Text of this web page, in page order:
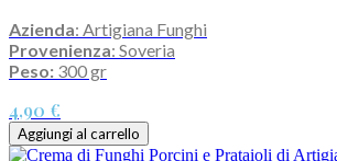
Azienda: Artigiana Funghi
Provenienza: Soveria
Peso: 300 gr
4,90 €
Aggiungi al carrello